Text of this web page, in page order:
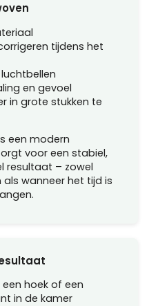
tijdens het
en gevoel
in grote stukken te
een modern
voor een stabiel,
resultaat – zowel
wanneer het tijd is
hoek of een
in de kamer